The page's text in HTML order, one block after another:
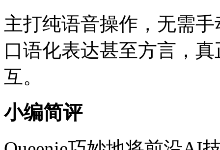
主打纯语音操作，无需
口语化表达甚至方言，
互。
小编简评